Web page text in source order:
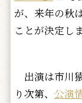
が、来年の秋
ことが決定し
出演は市川
り次第、 公演